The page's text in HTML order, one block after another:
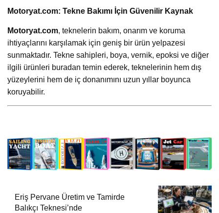
Motoryat.com: Tekne Bakımı İçin Güvenilir Kaynak
Motoryat.com, teknelerin bakım, onarım ve koruma
ihtiyaçlarını karşılamak için geniş bir ürün yelpazesi
sunmaktadır. Tekne sahipleri, boya, vernik, epoksi ve diğer
ilgili ürünleri buradan temin ederek, teknelerinin hem dış
yüzeylerini hem de iç donanımını uzun yıllar boyunca
koruyabilir.
Eriş Pervane Üretim ve Tamirde
Balıkçı Teknesi’nde